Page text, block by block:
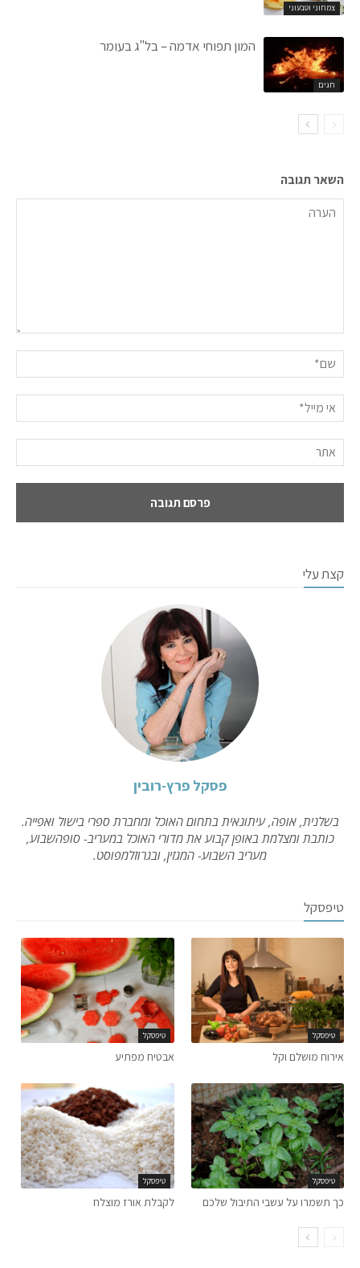
צמחוני וטבעוני
חגים
המון תפוחי אדמה – בל"ג בעומר
השאר תגובה
קצת עלי
פסקל פרץ-רובין
בשלנית, אופה, עיתונאית בתחום האוכל ומחברת ספרי בישול ואפייה.
כותבת ומצלמת באופן קבוע את מדורי האוכל במעריב- סופהשבוע,
מעריב השבוע- המגזין, ובגרוזלמפוסט.
טיפסקל
טיפסקל
אירוח מושלם וקל
טיפסקל
אבטיח מפתיע
טיפסקל
כך תשמרו על עשבי התיבול שלכם
טיפסקל
לקבלת אורז מוצלח